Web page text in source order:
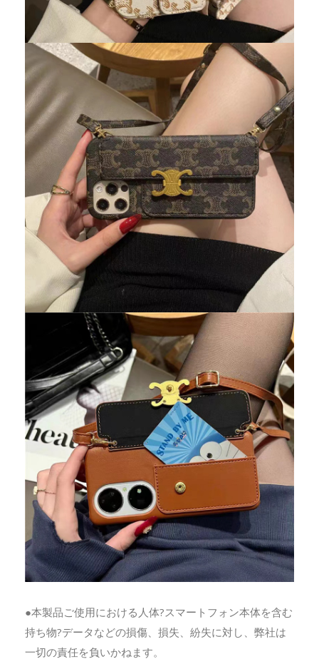
●本製品ご使用における人体?スマートフォン本体を含む
持ち物?データなどの損傷、損失、紛失に対し、弊社は
一切の責任を負いかねます。